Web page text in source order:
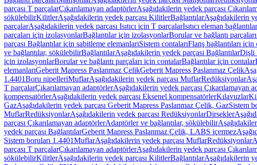
parçası T parçalarÇıkarılamayan adaptörlerAşağıdakilerin yedek parçası
sökülebilirKilitlerAşağıdakilerin yedek parçası KilitlerBağlantılarAşağıdakilerin
parçalarAşağıdakilerin yedek parçası Isıtıcı için T parçalarIsıtıcı eleman
parçaları için izolasyonlarBağlantılar için izolasyonlarBorular ve bağlantı
parçası Bağlantılar için sabitleme elemanlarıSistem contalarıFlanş bağlantıları için
ve bağlantılar, sökülebilirBağlantılarAşağıdakilerin yedek parçası BağlantılarDişli
için izolasyonlarBorular ve bağlantı parçaları için contalarBağlantılar için contalar
elemanlarıGeberit Mapress Paslanmaz ÇelikGeberit Mapress Paslanmaz Çelik
1.4401Boru nipelleriMuflarAşağıdakilerin yedek parçası MuflarRedüksiyonlar
T parçalarÇıkarılamayan adaptörlerAşağıdakilerin yedek parçası Çıkarılamayan
kompensatörlerAşağıdakilerin yedek parçası Eksenel kompensatörlerKılavuzlar
GazAşağıdakilerin yedek parçası Geberit Mapress Paslanmaz Çelik, GazSistem
MuflarRedüksiyonlarAşağıdakilerin yedek parçası RedüksiyonlarDirsekler
parçası Çıkarılamayan adaptörlerAdaptörler ve bağlantılar, sökülebilir
yedek parçası BağlantılarGeberit Mapress Paslanmaz Çelik, LABS içermez
Sistem boruları 1.4401MuflarAşağıdakilerin yedek parçası MuflarRedüksiyonlar
parçası T parçalarÇıkarılamayan adaptörlerAşağıdakilerin yedek parçası
sökülebilirKilitlerAşağıdakilerin yedek parçası KilitlerBağlantılarAşağıdakilerin